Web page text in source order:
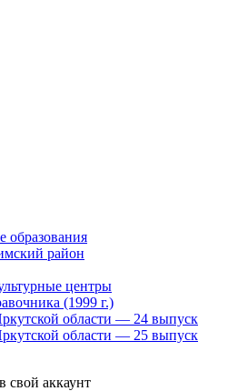
район
центры
(1999 г.)
области — 24 выпуск
области — 25 выпуск
свой аккаунт